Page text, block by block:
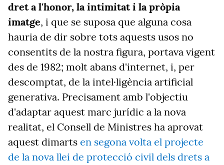
dret a l'honor, la intimitat i la pròpia
imatge, i que se suposa que alguna cosa
hauria de dir sobre tots aquests usos no
consentits de la nostra figura, portava vigent
des de 1982; molt abans d'internet, i, per
descomptat, de la intel·ligència artificial
generativa. Precisament amb l'objectiu
d'adaptar aquest marc jurídic a la nova
realitat, el Consell de Ministres ha aprovat
aquest dimarts en segona volta el projecte
de la nova llei de protecció civil dels drets a